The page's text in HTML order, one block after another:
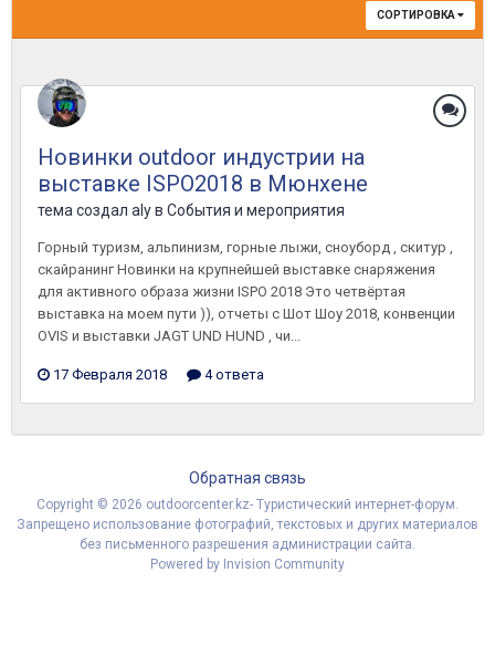
СОРТИРОВКА
Новинки outdoor индустрии на
выставке ISPO2018 в Мюнхене
тема создал alyв События и мероприятия
Горный туризм, альпинизм, горные лыжи, сноуборд , скитур ,
скайранинг Новинки на крупнейшей выставке снаряжения
для активного образа жизни ISPO 2018 Это четвёртая
выставка на моем пути )), отчеты с Шот Шоу 2018, конвенции
OVIS и выставки JAGT UND HUND , чи...
17 Февраля 2018 4 ответа
Обратная связь
Copyright © 2026 outdoorcenter.kz- Туристический интернет-форум.
Запрещено использование фотографий, текстовых и других материалов
без письменного разрешения администрации сайта.
Powered by Invision Community